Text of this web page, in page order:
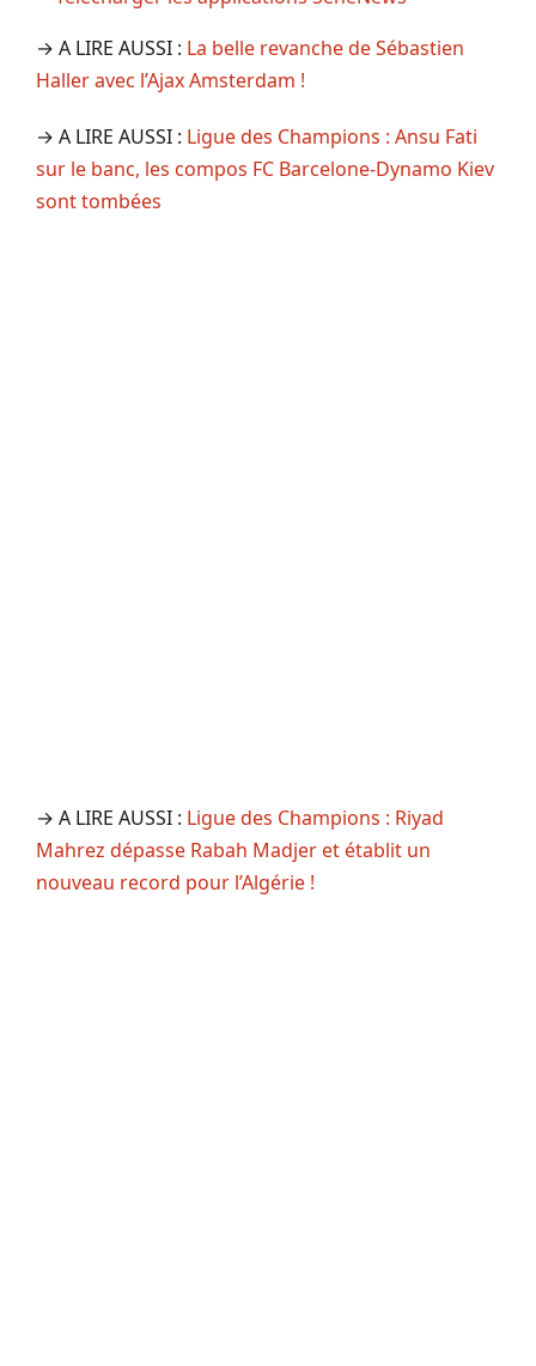
→ A LIRE AUSSI : La belle revanche de Sébastien
Haller avec l’Ajax Amsterdam !
→ A LIRE AUSSI : Ligue des Champions : Ansu Fati
sur le banc, les compos FC Barcelone-Dynamo Kiev
sont tombées
→ A LIRE AUSSI : Ligue des Champions : Riyad
Mahrez dépasse Rabah Madjer et établit un
nouveau record pour l’Algérie !